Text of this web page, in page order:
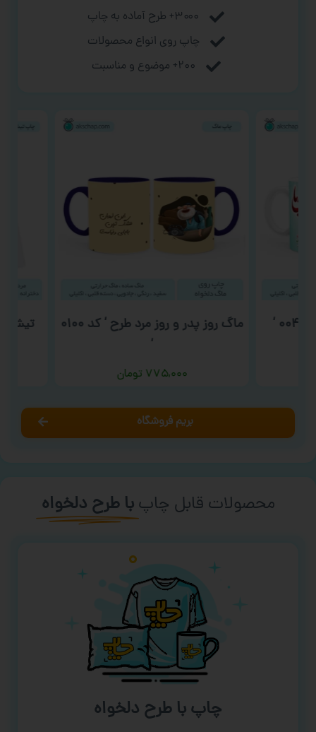
۳۰۰۰+ طرح آماده به چاپ
چاپ روی انواع محصولات
۲۰۰+ موضوع و مناسبت
ماگ روز پدر و روز مرد طرح ‘ کد ۰۱۰۰
۷۷۵,۰۰۰تومان
تیشرت
بریم فروشگاه
محصولات قابل چاپ با طرح دلخواه
چاپ با طرح دلخواه